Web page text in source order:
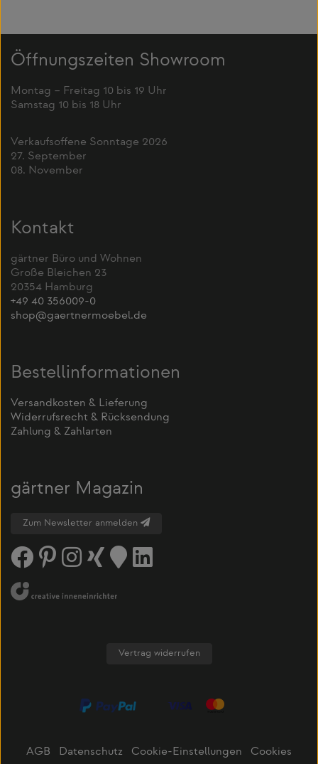
Öffnungszeiten Showroom
Montag – Freitag 10 bis 19 Uhr
Samstag 10 bis 18 Uhr
Verkaufsoffene Sonntage 2026
27. September
08. November
Kontakt
gärtner Büro und Wohnen
Große Bleichen 23
20354 Hamburg
+49 40 356009-0
shop@gaertnermoebel.de
Bestellinformationen
Versandkosten & Lieferung
Widerrufsrecht & Rücksendung
Zahlung & Zahlarten
gärtner Magazin
Zum Newsletter anmelden
Vertrag widerrufen
AGB Datenschutz Cookie-Einstellungen
Cookies